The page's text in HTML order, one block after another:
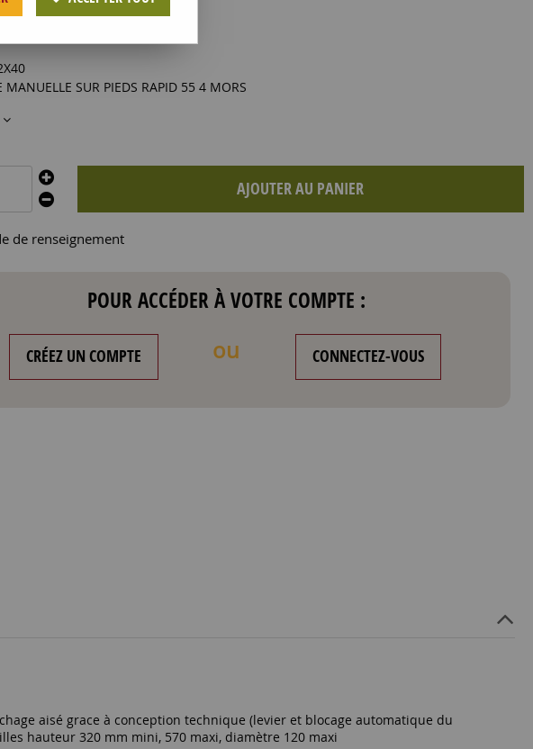
€ HT
MANUELLE SUR PIEDS RAPID 55 4 MORS
AJOUTER AU PANIER
de renseignement
POUR ACCÉDER À VOTRE COMPTE :
CRÉEZ UN COMPTE ou CONNECTEZ-VOUS
aisé grace à conception technique (levier et blocage automatique du
hauteur 320 mm mini, 570 maxi, diamètre 120 maxi